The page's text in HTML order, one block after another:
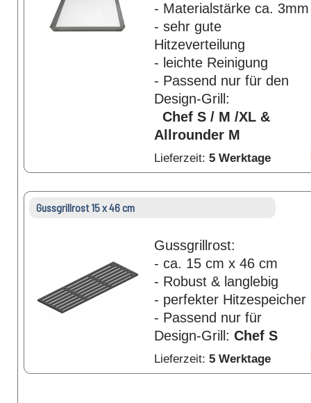
- Materialstärke ca. 3mm
- sehr gute
Hitzeverteilung
- leichte Reinigung
- Passend nur für den
Design-Grill:
Chef S / M /XL &
Allrounder M
Lieferzeit: 5 Werktage
Gussgrillrost 15 x 46 cm
Gussgrillrost:
- ca. 15 cm x 46 cm
- Robust & langlebig
- perfekter Hitzespeicher
- Passend nur für
Design-Grill: Chef S
Lieferzeit: 5 Werktage